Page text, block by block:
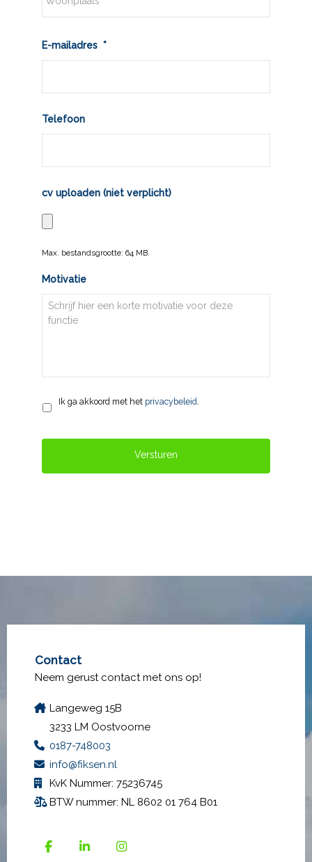
E-mailadres *
Telefoon
cv uploaden (niet verplicht)
Max. bestandsgrootte: 64 MB.
Motivatie
Privacy *
Ik ga akkoord met het privacybeleid
Contact
Neem gerust contact met ons op!
Langeweg 15B
3233 LM Oostvoorne
0187-748003
info@fiksen.nl
KvK Nummer: 75236745
BTW nummer: NL 8602 01 764 B01